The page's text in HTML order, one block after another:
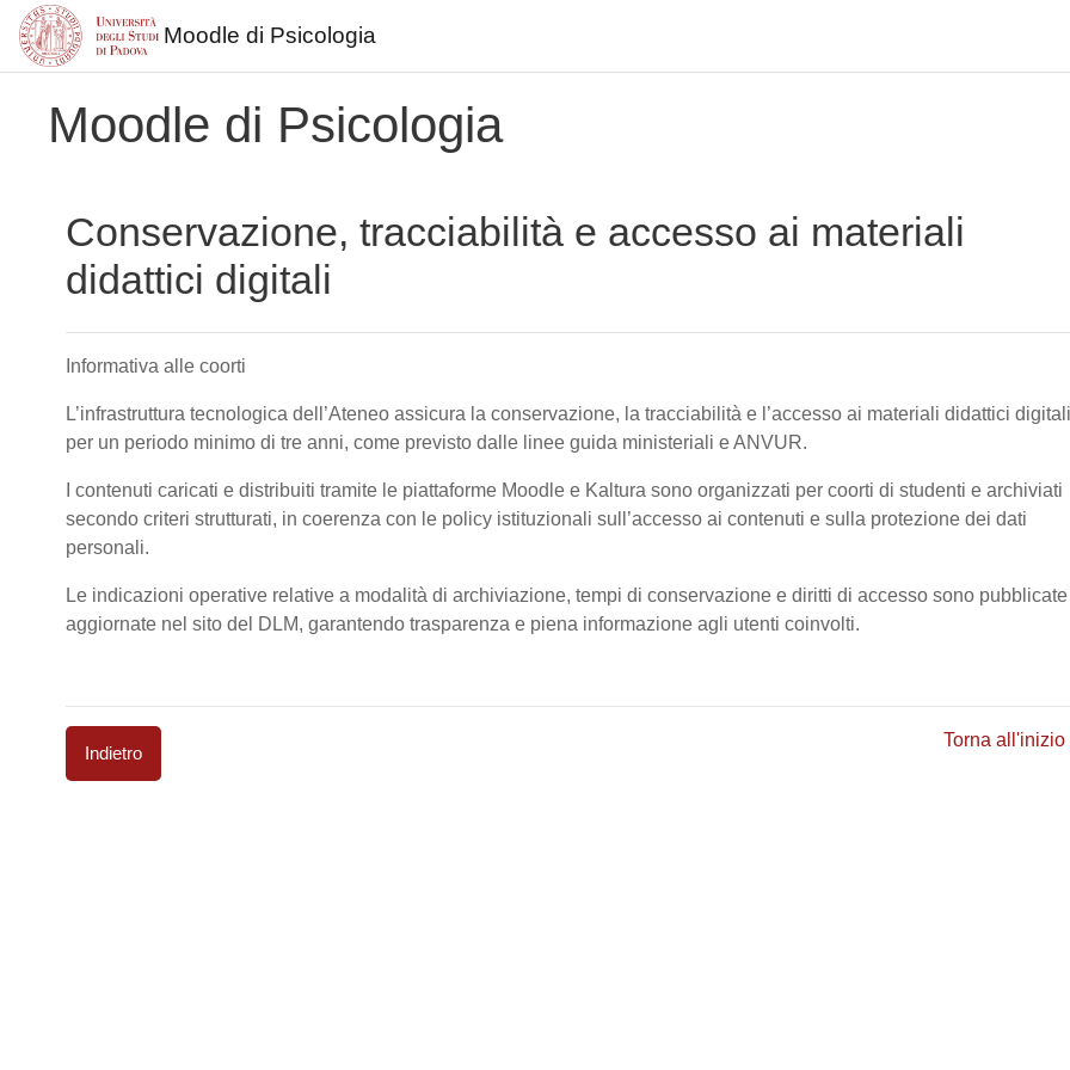
Moodle di Psicologia
Moodle di Psicologia
Conservazione, tracciabilità e accesso ai materiali
didattici digitali
Informativa alle coorti
L’infrastruttura tecnologica dell’Ateneo assicura la conservazione, la tracciabilità e l’accesso ai materiali didattici digitali
per un periodo minimo di tre anni, come previsto dalle linee guida ministeriali e ANVUR.
I contenuti caricati e distribuiti tramite le piattaforme Moodle e Kaltura sono organizzati per coorti di studenti e archiviati
secondo criteri strutturati, in coerenza con le policy istituzionali sull’accesso ai contenuti e sulla protezione dei dati
personali.
Le indicazioni operative relative a modalità di archiviazione, tempi di conservazione e diritti di accesso sono
aggiornate nel sito del DLM, garantendo trasparenza e piena informazione agli utenti coinvolti.
Indietro
Torna all'inizio